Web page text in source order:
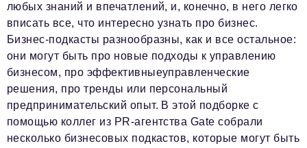
любых знаний и впечатлений, и, конечно, в него легко
вписать все, что интересно узнать про бизнес.
Бизнес-подкасты разнообразны, как и все остальное:
они могут быть про новые подходы к управлению
бизнесом, про эффективныеуправленческие
решения, про тренды или персональный
предпринимательский опыт. В этой подборке с
помощью коллег из PR-агентства Gate собрали
несколько бизнесовых подкастов, которые могут быть